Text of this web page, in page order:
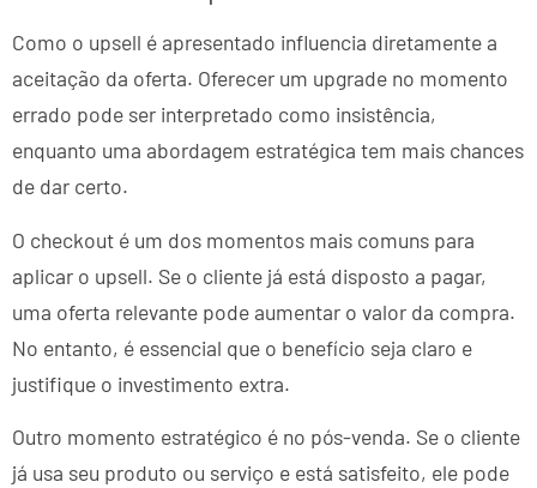
Como o upsell é apresentado influencia diretamente a
aceitação da oferta. Oferecer um upgrade no momento
errado pode ser interpretado como insistência,
enquanto uma abordagem estratégica tem mais chances
de dar certo.
O checkout é um dos momentos mais comuns para
aplicar o upsell. Se o cliente já está disposto a pagar,
uma oferta relevante pode aumentar o valor da compra.
No entanto, é essencial que o benefício seja claro e
justifique o investimento extra.
Outro momento estratégico é no pós-venda. Se o cliente
já usa seu produto ou serviço e está satisfeito, ele pode